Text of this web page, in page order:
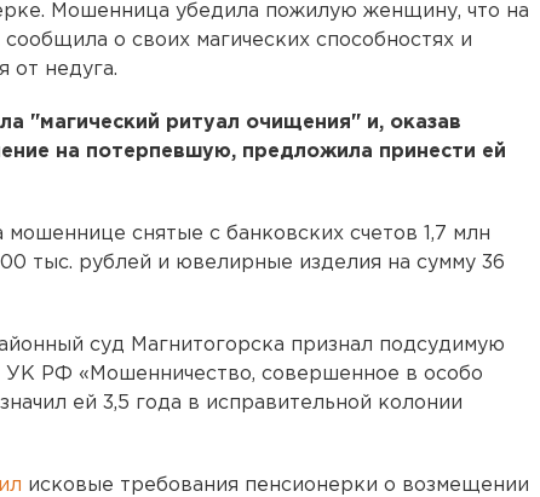
Мошенница убедила пожилую женщину, что на
о своих магических способностях и
от недуга.
"магический ритуал очищения" и, оказав
на потерпевшую, предложила принести ей
мошеннице снятые с банковских счетов 1,7 млн
тыс. рублей и ювелирные изделия на сумму 36
суд Магнитогорска признал подсудимую
УК РФ «Мошенничество, совершенное в особо
ей 3,5 года в исправительной колонии
исковые требования пенсионерки о возмещении